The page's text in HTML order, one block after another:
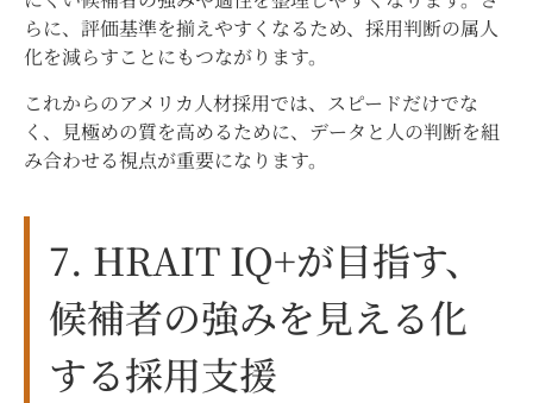
らに、評価基準を揃えやすくなるため、採用判断の属人
化を減らすことにもつながります。
これからのアメリカ人材採用では、スピードだけでな
く、見極めの質を高めるために、データと人の判断を組
み合わせる視点が重要になります。
7. HRAIT IQ+が目指す、
候補者の強みを見える化
する採用支援